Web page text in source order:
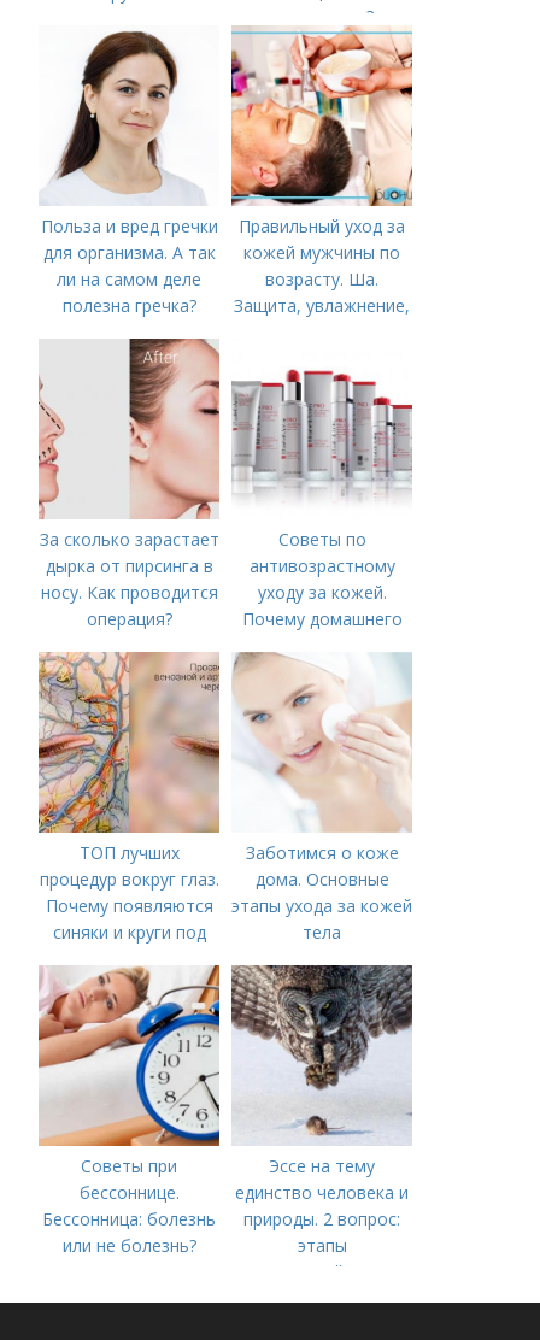
тренировки?
Польза и вред гречки
для организма. А так
ли на самом деле
полезна гречка?
Правильный уход за
кожей мужчины по
возрасту. Ша.
Защита, увлажнение,
За сколько зарастает
дырка от пирсинга в
носу. Как проводится
операция?
Советы по
антивозрастному
уходу за кожей.
Почему домашнего
ТОП лучших
процедур вокруг глаз.
Почему появляются
синяки и круги под
Заботимся о коже
дома. Основные
этапы ухода за кожей
тела
Советы при
бессоннице.
Бессонница: болезнь
или не болезнь?
Эссе на тему
единство человека и
природы. 2 вопрос:
этапы
взаимодействия
природного и